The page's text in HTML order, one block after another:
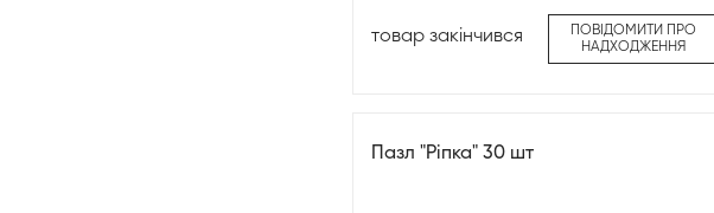
товар закінчився
ПОВІДОМИТИ ПРО
НАДХОДЖЕННЯ
Пазл "Ріпка" 30 шт